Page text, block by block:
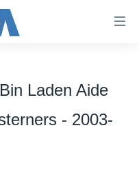
Laden Aide
- 2003-